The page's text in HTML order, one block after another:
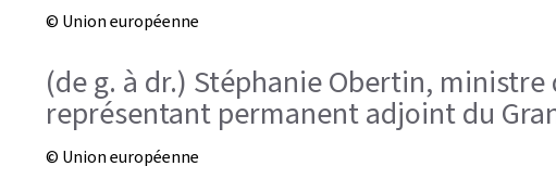
© Union européenne
(de g. à dr.) Stéphanie Obertin,
représentant permanent adjoint du
© Union européenne